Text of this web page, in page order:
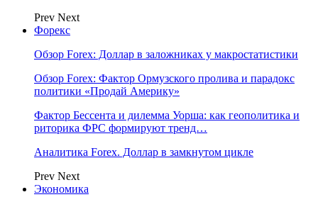
Prev Next
Форекс
Обзор Forex: Доллар в заложниках у макростатистики
Обзор Forex: Фактор Ормузского пролива и парадокс
политики «Продай Америку»
Фактор Бессента и дилемма Уорша: как геополитика и
риторика ФРС формируют тренд…
Аналитика Forex. Доллар в замкнутом цикле
Prev Next
Экономика